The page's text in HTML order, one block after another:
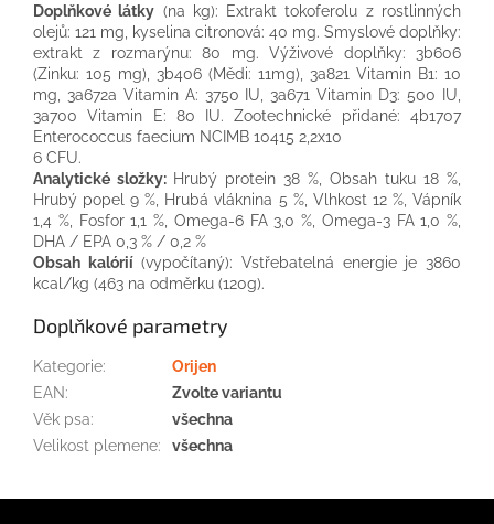
Doplňkové látky (na kg): Extrakt tokoferolu z rostlinných
olejů: 121 mg, kyselina citronová: 40 mg. Smyslové doplňky:
extrakt z rozmarýnu: 80 mg. Výživové doplňky: 3b606
(Zinku: 105 mg), 3b406 (Mědi: 11mg), 3a821 Vitamin B1: 10
mg, 3a672a Vitamin A: 3750 IU, 3a671 Vitamin D3: 500 IU,
3a700 Vitamin E: 80 IU. Zootechnické přidané: 4b1707
Enterococcus faecium NCIMB 10415 2,2x10
6 CFU.
Analytické složky: Hrubý protein 38 %, Obsah tuku 18 %,
Hrubý popel 9 %, Hrubá vláknina 5 %, Vlhkost 12 %, Vápník
1,4 %, Fosfor 1,1 %, Omega-6 FA 3,0 %, Omega-3 FA 1,0 %,
DHA / EPA 0,3 % / 0,2 %
Obsah kalórií(vypočítaný): Vstřebatelná energie je 3860
kcal/kg (463 na odměrku (120g).
Doplňkové parametry
Kategorie:
Orijen
EAN:
Zvolte variantu
Věk psa:
všechna
Velikost plemene: všechna